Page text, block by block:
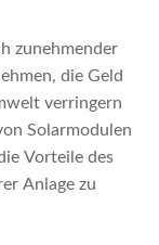
zunehmender
die Geld
verringern
Solarmodulen
Vorteile des
Anlage zu